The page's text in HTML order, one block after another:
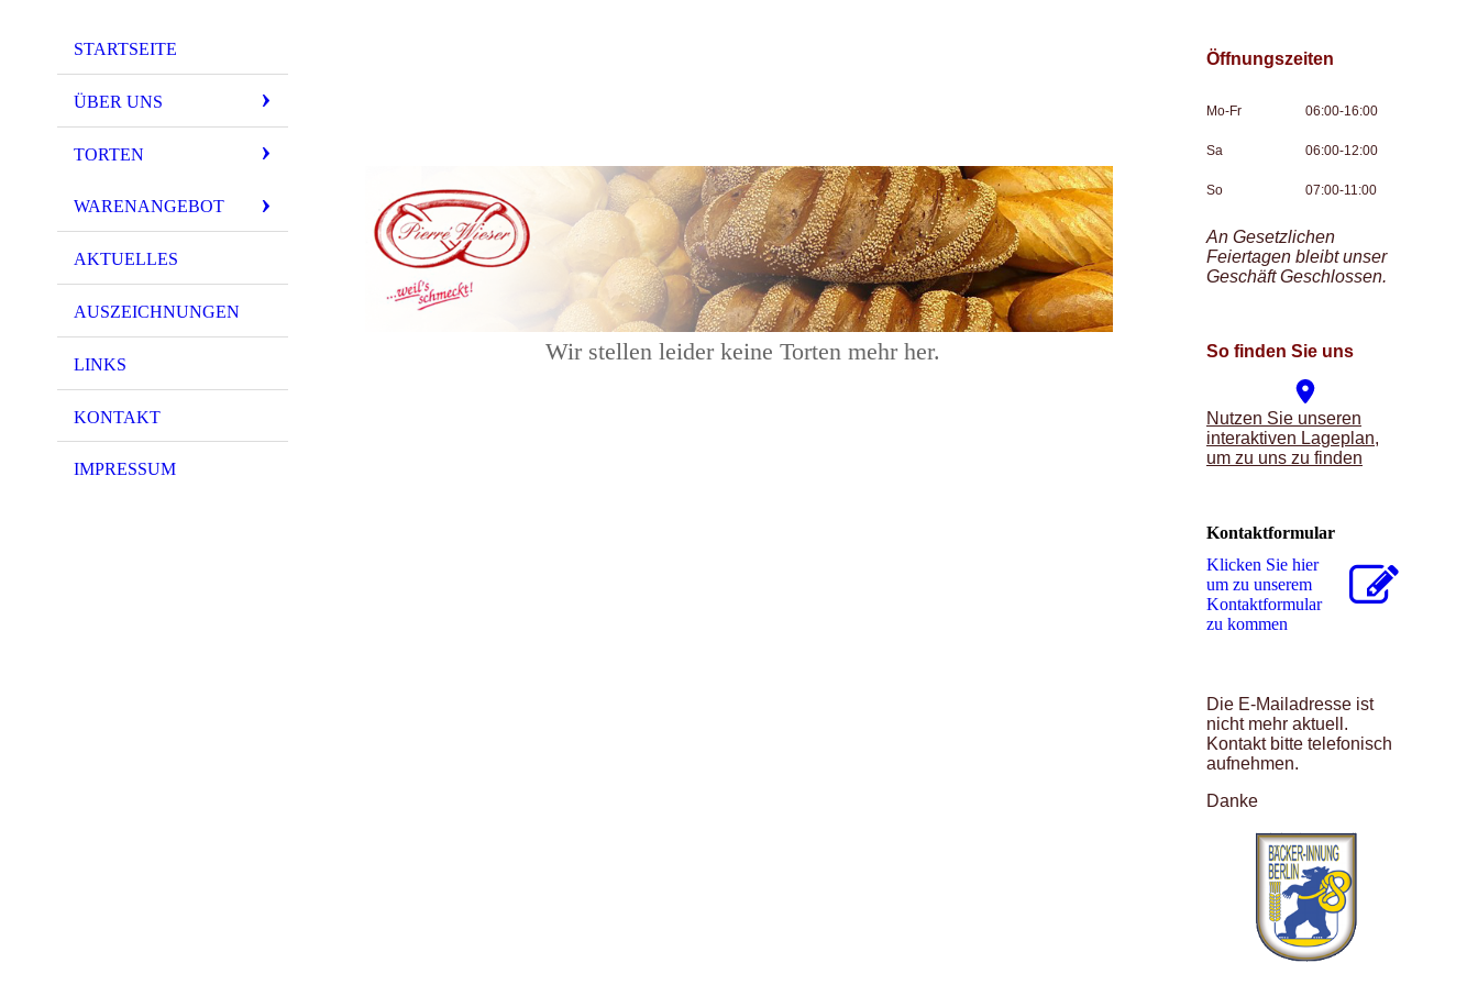
STARTSEITE
ÜBER UNS
TORTEN
WARENANGEBOT
AKTUELLES
AUSZEICHNUNGEN
LINKS
KONTAKT
IMPRESSUM
Wir stellen leider keine Torten mehr her.
Öffnungszeiten
Mo-Fr 06:00-16:00
Sa 06:00-12:00
So 07:00-11:00
An Gesetzlichen
Feiertagen bleibt unser
Geschäft Geschlossen.
So finden Sie uns
Nutzen Sie unseren
interaktiven La­ge­plan,
um zu uns zu finden
Kontaktformular
Klicken Sie hier
um zu unserem
Kon­takt­for­mu­lar
zu kommen
Die E-Mailadresse ist
nicht mehr aktuell.
Kontakt bitte telefonisch
aufnehmen.
Danke